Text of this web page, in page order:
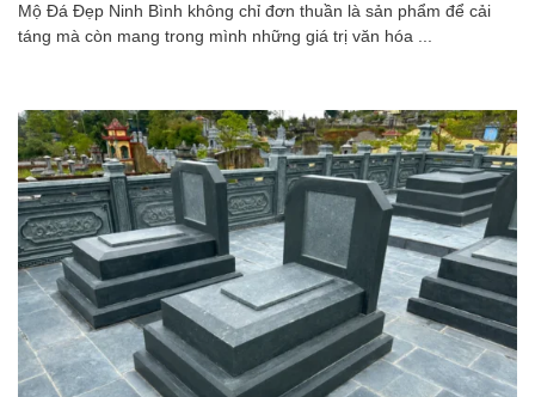
Mộ Đá Đẹp Ninh Bình không chỉ đơn thuần là sản phẩm để cải
táng mà còn mang trong mình những giá trị văn hóa ...